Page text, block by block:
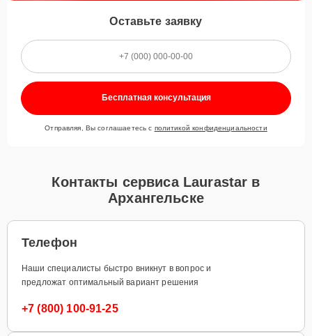
Оставьте заявку
Бесплатная консультация
Отправляя, Вы соглашаетесь с политикой конфиденциальности
Контакты сервиса Laurastar в
Архангельске
Телефон
Наши специалисты быстро вникнут в вопрос и
предложат оптимальный вариант решения
+7 (800) 100-91-25